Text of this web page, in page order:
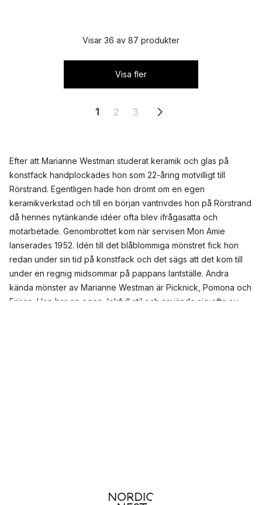
Visar 36 av 87 produkter
Visa fler
1 2 3
Efter att Marianne Westman studerat keramik och glas på
konstfack handplockades hon som 22-åring motvilligt till
Rörstrand. Egentligen hade hon drömt om en egen
keramikverkstad och till en början vantrivdes hon på Rörstrand
då hennes nytänkande idéer ofta blev ifrågasatta och
motarbetade. Genombrottet kom när servisen Mon Amie
lanserades 1952. Idén till det blåblommiga mönstret fick hon
redan under sin tid på konstfack och det sägs att det kom till
under en regnig midsommar på pappans lantställe. Andra
kända mönster av Marianne Westman är Picknick, Pomona och
Frisco. Hon har en egen, lekfull stil och använde sig ofta av